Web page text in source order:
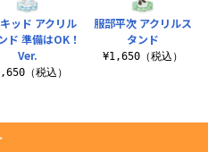
ッド アクリル
ド 準備はOK！
Ver.
（税込）
服部平次 アクリルス
タンド
¥1,650（税込）